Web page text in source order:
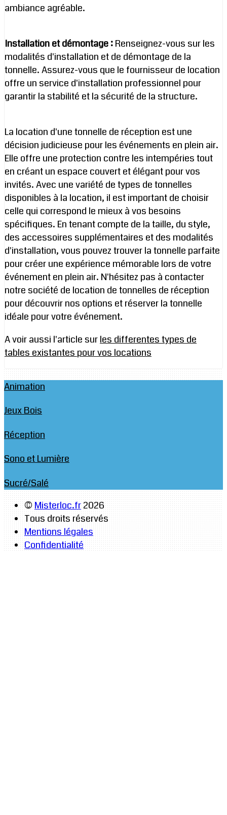
ambiance agréable.
Installation et démontage :Renseignez-vous sur les
modalités d'installation et de démontage de la
tonnelle. Assurez-vous que le fournisseur de location
offre un service d'installation professionnel pour
garantir la stabilité et la sécurité de la structure.
La location d'une tonnelle de réception est une
décision judicieuse pour les événements en plein air.
Elle offre une protection contre les intempéries tout
en créant un espace couvert et élégant pour vos
invités. Avec une variété de types de tonnelles
disponibles à la location, il est important de choisir
celle qui correspond le mieux à vos besoins
spécifiques. En tenant compte de la taille, du style,
des accessoires supplémentaires et des modalités
d'installation, vous pouvez trouver la tonnelle parfaite
pour créer une expérience mémorable lors de votre
événement en plein air. N'hésitez pas à contacter
notre société de location de tonnelles de réception
pour découvrir nos options et réserver la tonnelle
idéale pour votre événement.
A voir aussi l'article surles differentes types de
tables existantes pour vos locations
Animation
Jeux Bois
Réception
Sono et Lumière
Sucré/Salé
©Misterloc.fr2026
Tous droits réservés
Mentions légales
Confidentialité